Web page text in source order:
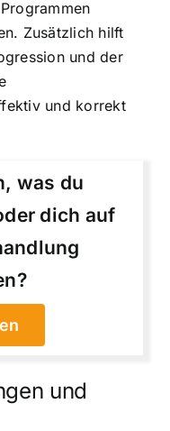
Zusätzlich hilft
und der
und korrekt
was du
dich auf
und